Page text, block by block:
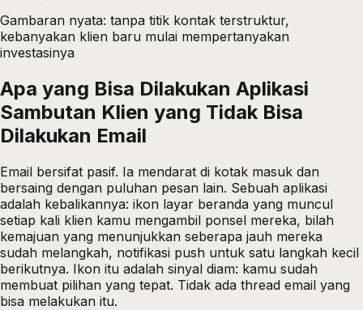
Gambaran nyata: tanpa titik kontak terstruktur,
kebanyakan klien baru mulai mempertanyakan
investasinya
Apa yang Bisa Dilakukan Aplikasi
Sambutan Klien yang Tidak Bisa
Dilakukan Email
Email bersifat pasif. Ia mendarat di kotak masuk dan
bersaing dengan puluhan pesan lain. Sebuah aplikasi
adalah kebalikannya: ikon layar beranda yang muncul
setiap kali klien kamu mengambil ponsel mereka, bilah
kemajuan yang menunjukkan seberapa jauh mereka
sudah melangkah, notifikasi push untuk satu langkah kecil
berikutnya. Ikon itu adalah sinyal diam: kamu sudah
membuat pilihan yang tepat. Tidak ada thread email yang
bisa melakukan itu.